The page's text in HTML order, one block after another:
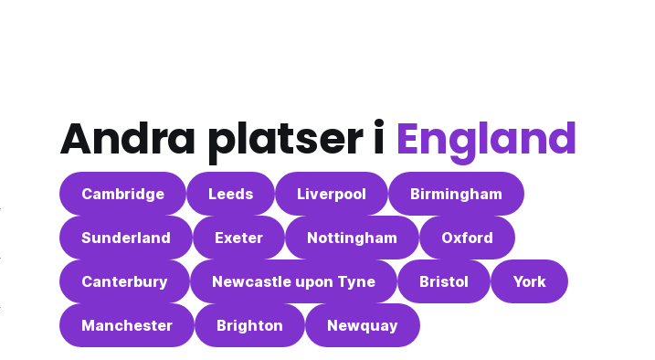
Andra platser i England
Cambridge Leeds Liverpool Birmingham
Sunderland Exeter Nottingham Oxford
Canterbury Newcastle upon Tyne Bristol York
Manchester Brighton Newquay